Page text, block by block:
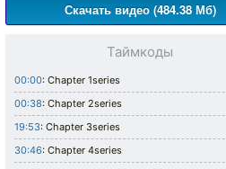
Скачать видео (484.38 Мб)
Таймкоды
00:00: Chapter 1series
00:38: Chapter 2series
19:53: Chapter 3series
30:46: Chapter 4series